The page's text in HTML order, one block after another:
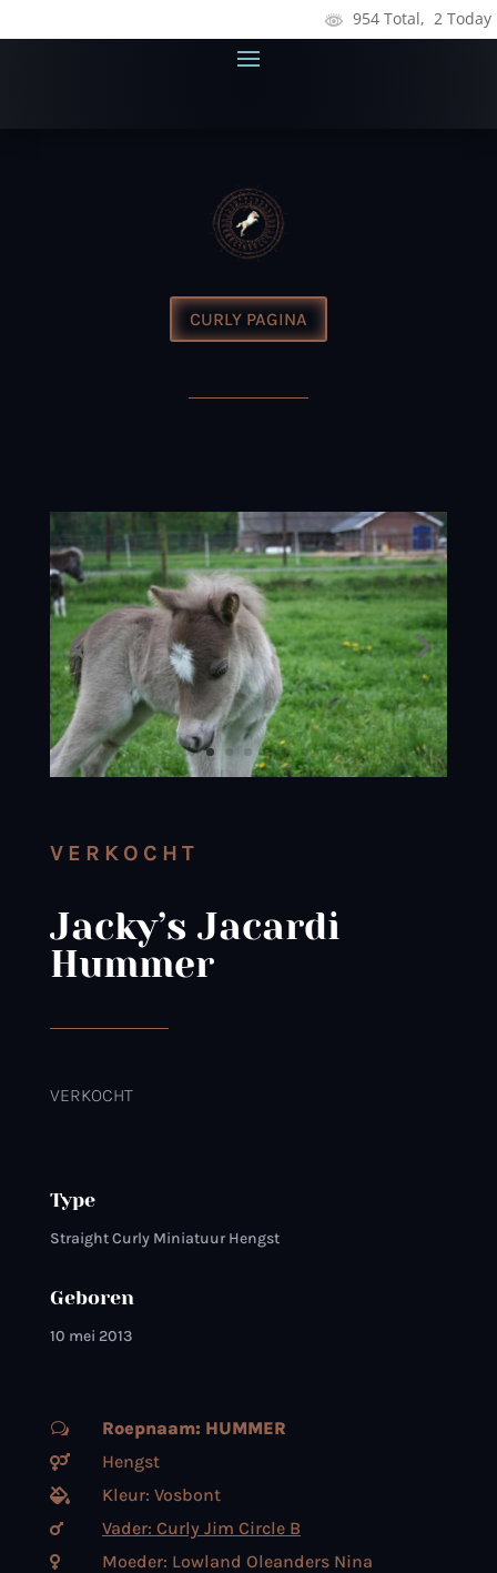
954 Total, 2 Today
CURLY PAGINA
VERKOCHT
Jacky’s Jacardi
Hummer
VERKOCHT
Type
Straight Curly Miniatuur Hengst
Geboren
10 mei 2013
w Roepnaam: HUMMER
 Hengst
 Kleur: Vosbont
 Vader: Curly Jim Circle B
 Moeder: Lowland Oleanders Nina